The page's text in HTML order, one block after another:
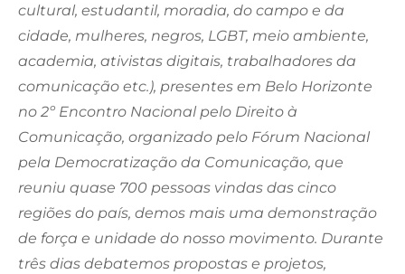
cultural, estudantil, moradia, do campo e da
cidade, mulheres, negros, LGBT, meio ambiente,
academia, ativistas digitais, trabalhadores da
comunicação etc.), presentes em Belo Horizonte
no 2º Encontro Nacional pelo Direito à
Comunicação, organizado pelo Fórum Nacional
pela Democratização da Comunicação, que
reuniu quase 700 pessoas vindas das cinco
regiões do país, demos mais uma demonstração
de força e unidade do nosso movimento. Durante
três dias debatemos propostas e projetos,